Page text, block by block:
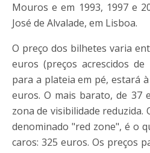
Mouros e em 1993, 1997 e
José de Alvalade, em Lisboa.
O preço dos bilhetes varia
euros (preços acrescidos
para a plateia em pé, estará
euros. O mais barato, de 37
zona de visibilidade reduzida.
denominado "red zone", é o
caros: 325 euros. Os preços